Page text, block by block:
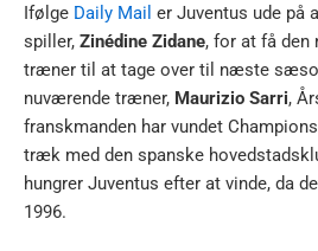
Ifølge Daily Mail er Juventus ude på
spiller, Zinédine Zidane, for at få den
træner til at tage over til næste
nuværende træner, Maurizio Sarri,
franskmanden har vundet
træk med den spanske
hungrer Juventus efter at vinde, da
1996.